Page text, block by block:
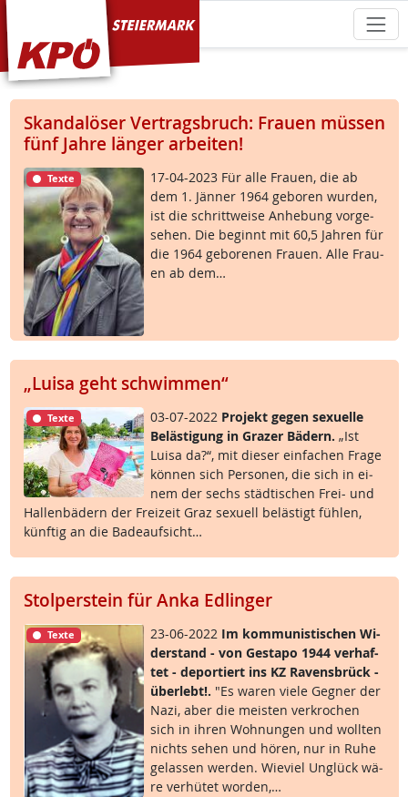
KPÖ Steiermark
Skandalöser Vertragsbruch: Frauen müssen
fünf Jahre länger arbeiten!
Texte
17-04-2023 Für al­le Frau­en, die ab
dem 1. Jän­ner 1964 ge­bo­ren wur­den,
ist die schritt­wei­se An­he­bung vor­ge­
se­hen. Die be­ginnt mit 60,5 Jah­ren für
die 1964 ge­bo­re­nen Frau­en. Al­le Frau­
en ab dem…
„Luisa geht schwimmen“
Texte 03-07-2022 Pro­jekt ge­gen se­xu­el­le
Be­läs­t­i­gung in Gra­zer Bä­d­ern. „Ist
Lui­sa da?“, mit die­ser ein­fa­chen Fra­ge
kön­nen sich Per­so­nen, die sich in ei­
nem der sechs städ­ti­schen Frei- und
Hal­len­bä­d­ern der Frei­zeit Graz se­xu­ell be­läs­t­igt füh­len,
künf­tig an die Ba­de­auf­sicht…
Stolperstein für Anka Edlinger
Texte 23-06-2022 Im kom­mu­nis­ti­schen Wi­
der­stand - von Ge­sta­po 1944 ver­haf­
tet - de­por­tiert ins KZ Ra­vens­brück -
über­lebt!. "Es wa­ren vie­le Geg­ner der
Na­zi, aber die meis­ten ver­kro­chen
sich in ih­ren Woh­nun­gen und woll­ten
nichts se­hen und hö­ren, nur in Ru­he
ge­las­sen wer­den. Wie­viel Un­glück wä­
re ver­hü­tet wor­den,…